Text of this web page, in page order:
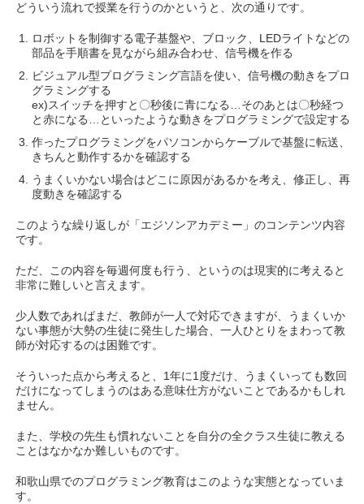
どういう流れで授業を行うのかというと、次の通りです。
ロボットを制御する電子基盤や、ブロック、LEDライトなどの
部品を手順書を見ながら組み合わせ、信号機を作る
ビジュアル型プログラミング言語を使い、信号機の動きをプロ
グラミングする
ex)スイッチを押すと〇秒後に青になる…そのあとは〇秒経つ
と赤になる…といったような動きをプログラミングで設定する
作ったプログラミングをパソコンからケーブルで基盤に転送、
きちんと動作するかを確認する
うまくいかない場合はどこに原因があるかを考え、修正し、再
度動きを確認する
このような繰り返しが「エジソンアカデミー」のコンテンツ内容
です。
ただ、この内容を毎週何度も行う、というのは現実的に考えると
非常に難しいと言えます。
少人数であればまだ、教師が一人で対応できますが、うまくいか
ない事態が大勢の生徒に発生した場合、一人ひとりをまわって教
師が対応するのは困難です。
そういった点から考えると、1年に1度だけ、うまくいっても数回
だけになってしまうのはある意味仕方がないことであるかもしれ
ません。
また、学校の先生も慣れないことを自分の全クラス生徒に教える
ことはなかなか難しいものです。
和歌山県でのプログラミング教育はこのような実態となっていま
す。